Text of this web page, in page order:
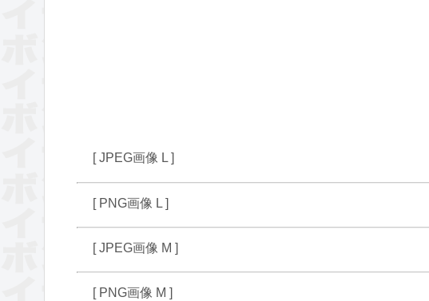
[ JPEG画像 L ]
[ PNG画像 L ]
[ JPEG画像 M ]
[ PNG画像 M ]